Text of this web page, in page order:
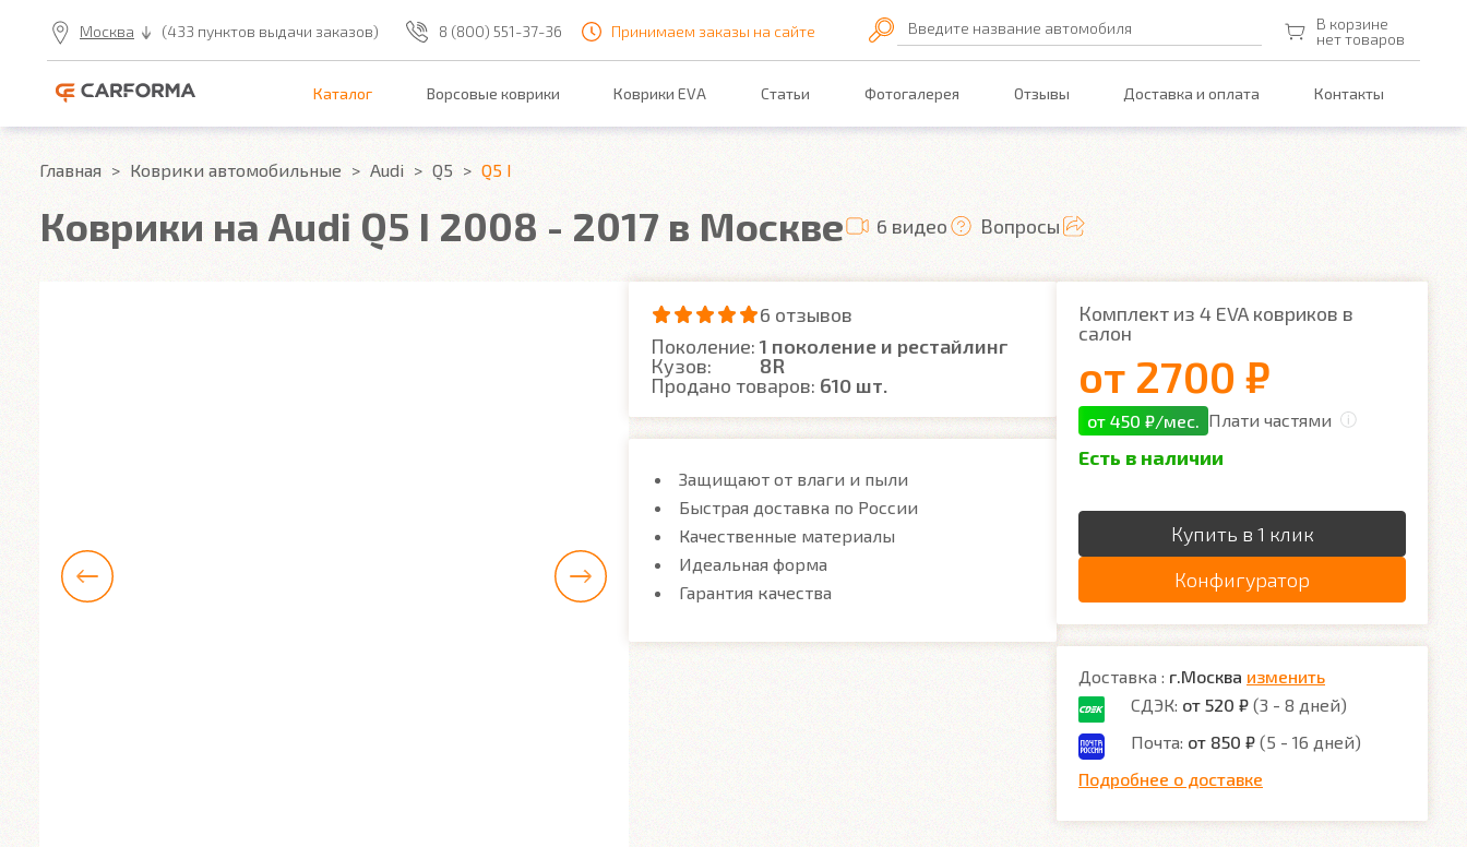
Москва (433 пунктов выдачи заказов) 8 (800) 551-37-36 Принимаем заказы на сайте Введите название автомобиля
В корзине
нет товаров
Каталог Ворсовые коврики Коврики EVA Статьи Фотогалерея Отзывы Доставка и оплата Контакты
Главная Коврики автомобильные Audi Q5 Q5 I
Коврики на Audi Q5 I 2008 - 2017 в Москве 6 видео Вопросы
6 отзывов
Поколение: 1 поколение и рестайлинг
Кузов:
8R
Продано товаров: 610 шт.
Защищают от влаги и пыли
Быстрая доставка по России
Качественные материалы
Идеальная форма
Гарантия качества
Комплект из 4 EVA ковриков в
салон
от 2700 ₽
от 450 ₽/мес. Плати частями
Есть в наличии
Купить в 1 клик
Конфигуратор
Доставка : г.Москва изменить
СДЭК: от 520 ₽ (3 - 8 дней)
Почта: от 850 ₽ (5 - 16 дней)
Подробнее о доставке